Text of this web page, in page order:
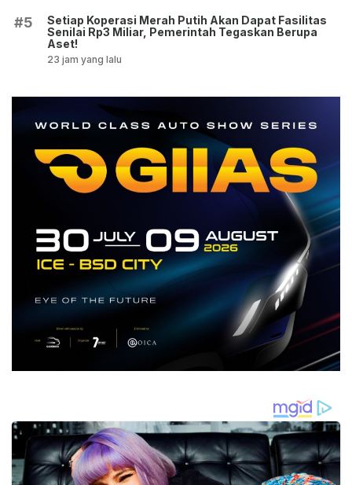
#5
Setiap Koperasi Merah Putih Akan Dapat Fasilitas
Senilai Rp3 Miliar, Pemerintah Tegaskan Berupa
Aset!
23 jam yang lalu